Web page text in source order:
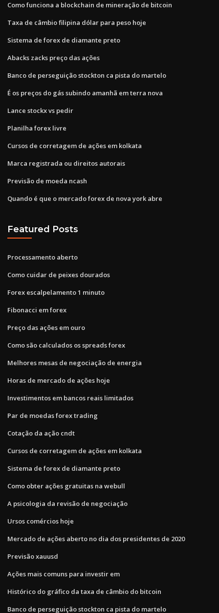
Como funciona a blockchain de mineração de bitcoin
Taxa de câmbio filipina dólar para peso hoje
Sistema de forex de diamante preto
Abacks zacks preço das ações
Banco de perseguição stockton ca pista do martelo
É os preços do gás subindo amanhã em terra nova
Lance stockx vs pedir
Planilha forex livre
Cursos de corretagem de ações em kolkata
Marca registrada ou direitos autorais
Previsão de moeda ncash
Quando é que o mercado forex de nova york abre
Featured Posts
Processamento aberto
Como cuidar de peixes dourados
Forex escalpelamento 1 minuto
Fibonacci em forex
Preço das ações em ouro
Como são calculados os spreads forex
Melhores mesas de negociação de energia
Horas de mercado de ações hoje
Investimentos em bancos reais limitados
Par de moedas forex trading
Cotação da ação cndt
Cursos de corretagem de ações em kolkata
Sistema de forex de diamante preto
Como obter ações gratuitas na webull
A psicologia da revisão de negociação
Ursos comércios hoje
Mercado de ações aberto no dia dos presidentes de 2020
Previsão xauusd
Ações mais comuns para investir em
Histórico do gráfico da taxa de câmbio do bitcoin
Banco de perseguição stockton ca pista do martelo